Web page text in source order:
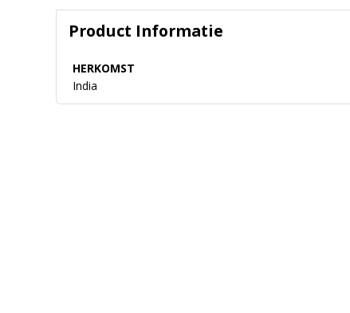
Product Informatie
HERKOMST
India